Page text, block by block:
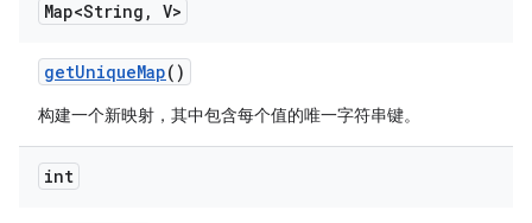
Map<String , V>
getUniqueMap()
构建一个新映射，其中包含每个值的唯一字符串键。
int